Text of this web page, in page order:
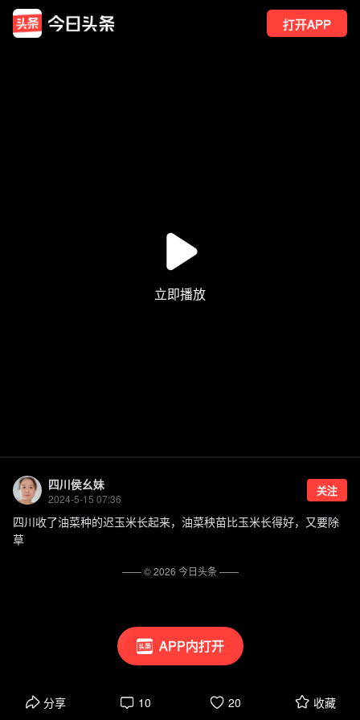
打开APP
APP内打开
四川侯幺妹
2024-5-15 07:36
关注
四川收了油菜种的迟玉米长起来，油菜秧苗比玉米长得好，又要除
草
分享 10 20 收藏
—— ©2026 今日头条——